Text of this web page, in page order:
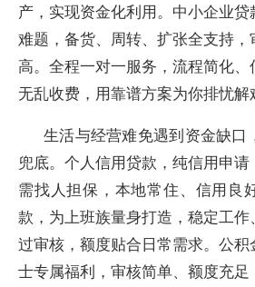
产，实现资金化利用。中小企业
难题，备货、周转、扩张全支持
高。全程一对一服务，流程简化、
无乱收费，用靠谱方案为你排忧解
生活与经营难免遇到资金缺口
兜底。个人信用贷款，纯信用申
需找人担保，本地常住、信用良
款，为上班族量身打造，稳定工
过审核，额度贴合日常需求。公积
士专属福利，审核简单、额度充足